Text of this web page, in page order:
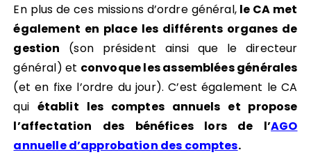
En plus de ces missions d’ordre général,le CA met
également en place les différents organes de
gestion (son président ainsi que le directeur
général) et convoque les assemblées générales
(et en fixe l’ordre du jour). C’est également le CA
qui établit les comptes annuels et propose
l’affectation des bénéfices lors de l’AGO
annuelle d’approbation des comptes.